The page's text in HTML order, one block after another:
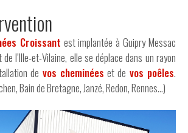
Croissant est implantée à Guipry Messac
l’Ille-et-Vilaine, elle se déplace dans un rayon
de vos cheminées et de vos poêles.
Bain de Bretagne, Janzé, Redon, Rennes…)